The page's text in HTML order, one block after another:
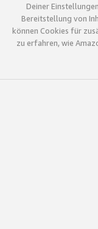
Deiner
Bereitstellung von
können Cookies für
zu erfahren, wie